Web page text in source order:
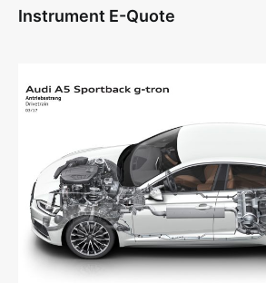
Instrument E-Quote